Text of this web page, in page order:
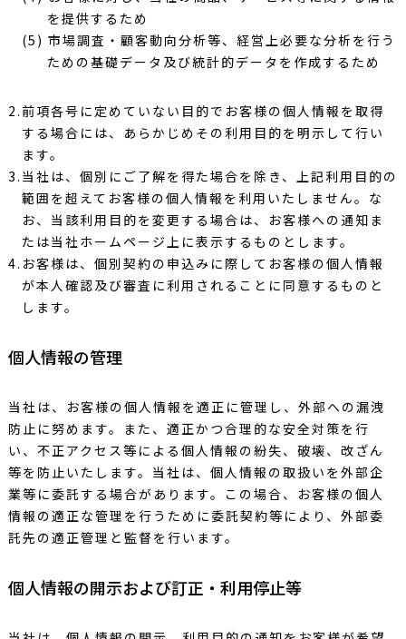
を提供するため
(5) 市場調査・顧客動向分析等、経営上必要な分析を行う
ための基礎データ及び統計的データを作成するため
2.前項各号に定めていない目的でお客様の個人情報を取得
する場合には、あらかじめその利用目的を明示して行い
ます。
3.当社は、個別にご了解を得た場合を除き、上記利用目的の
範囲を超えてお客様の個人情報を利用いたしません。な
お、当該利用目的を変更する場合は、お客様への通知ま
たは当社ホームページ上に表示するものとします。
4.お客様は、個別契約の申込みに際してお客様の個人情報
が本人確認及び審査に利用されることに同意するものと
します。
個人情報の管理
当社は、お客様の個人情報を適正に管理し、外部への漏洩
防止に努めます。また、適正かつ合理的な安全対策を行
い、不正アクセス等による個人情報の紛失、破壊、改ざん
等を防止いたします。当社は、個人情報の取扱いを外部企
業等に委託する場合があります。この場合、お客様の個人
情報の適正な管理を行うために委託契約等により、外部委
託先の適正管理と監督を行います。
個人情報の開示および訂正・利用停止等